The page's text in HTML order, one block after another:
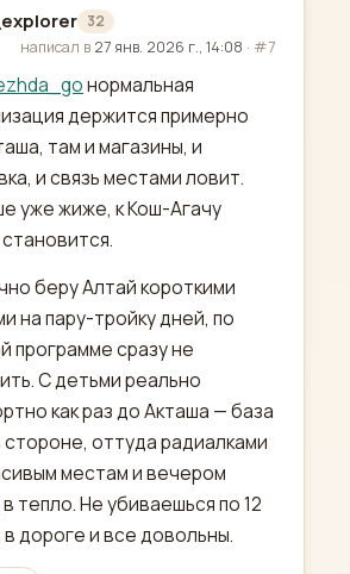
32
написал в 27 янв. 2026 г., 14:08 · #7
нормальная
держится примерно
там и магазины, и
и связь местами ловит.
уже жиже, к Кош-Агачу
беру Алтай короткими
на пару-тройку дней, по
программе сразу не
С детьми реально
как раз до Акташа — база
стороне, оттуда радиалками
местам и вечером
тепло. Не убиваешься по 12
дороге и все довольны.